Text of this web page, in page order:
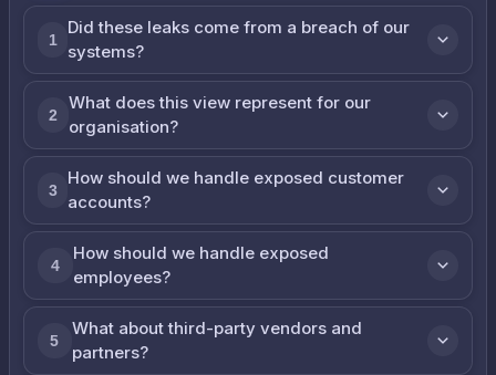
1
Did these leaks come from a breach of our
systems?
2
What does this view represent for our
organisation?
3
How should we handle exposed customer
accounts?
4
How should we handle exposed
employees?
5
What about third-party vendors and
partners?